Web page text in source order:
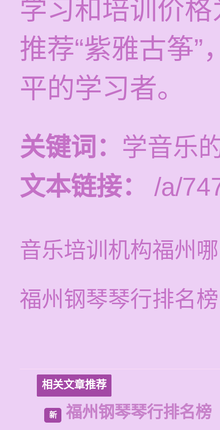
学习和培训价
推荐“紫雅古筝
平的学习者。
关键词： 学音乐
文本链接：
/a/
音乐培训机构福州
福州钢琴琴行排名榜
相关文章推荐
新 福州钢琴琴行排名榜